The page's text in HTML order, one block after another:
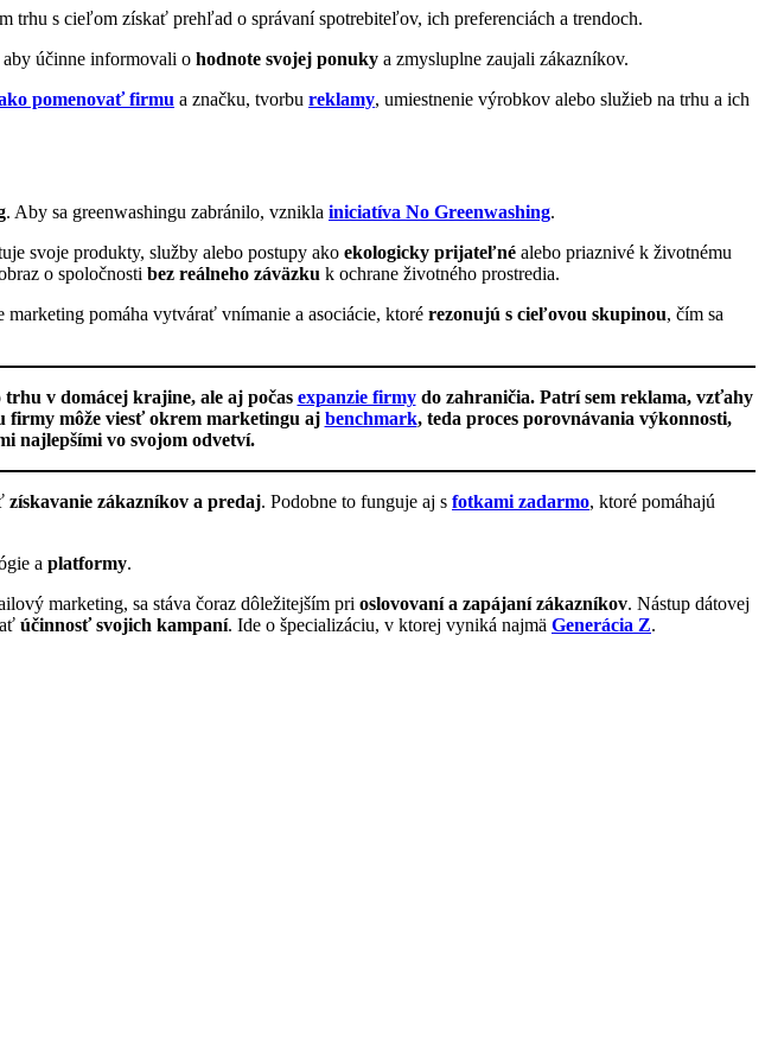
trhu s cieľom získať prehľad o správaní spotrebiteľov, ich preferenciách a trendoch.
aby účinne informovali o hodnote svojej ponuky a zmysluplne zaujali zákazníkov.
pomenovať firmu a značku, tvorbu reklamy, umiestnenie výrobkov alebo služieb na trhu a ich
. Aby sa greenwashingu zabránilo, vznikla iniciatíva No Greenwashing.
svoje produkty, služby alebo postupy ako ekologicky prijateľné alebo priaznivé k životnému
o spoločnosti bez reálneho záväzku k ochrane životného prostredia.
marketing pomáha vytvárať vnímanie a asociácie, ktoré rezonujú s cieľovou skupinou, čím sa
v domácej krajine, ale aj počas expanzie firmydo zahraničia. Patrí sem reklama, vzťahy
firmy môže viesť okrem marketingu aj benchmark, teda proces porovnávania výkonnosti,
najlepšími vo svojom odvetví.
získavanie zákazníkov a predaj. Podobne to funguje aj s fotkami zadarmo, ktoré pomáhajú
a platformy.
marketing, sa stáva čoraz dôležitejším pri oslovovaní a zapájaní zákazníkov. Nástup dátovej
účinnosť svojich kampaní. Ide o špecializáciu, v ktorej vyniká najmä Generácia Z.